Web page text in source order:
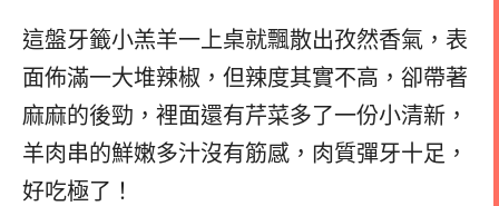
這盤牙籤小羔羊一上桌就飄散出孜然香氣，表
面佈滿一大堆辣椒，但辣度其實不高，卻帶著
麻麻的後勁，裡面還有芹菜多了一份小清新，
羊肉串的鮮嫩多汁沒有筋感，肉質彈牙十足，
好吃極了！